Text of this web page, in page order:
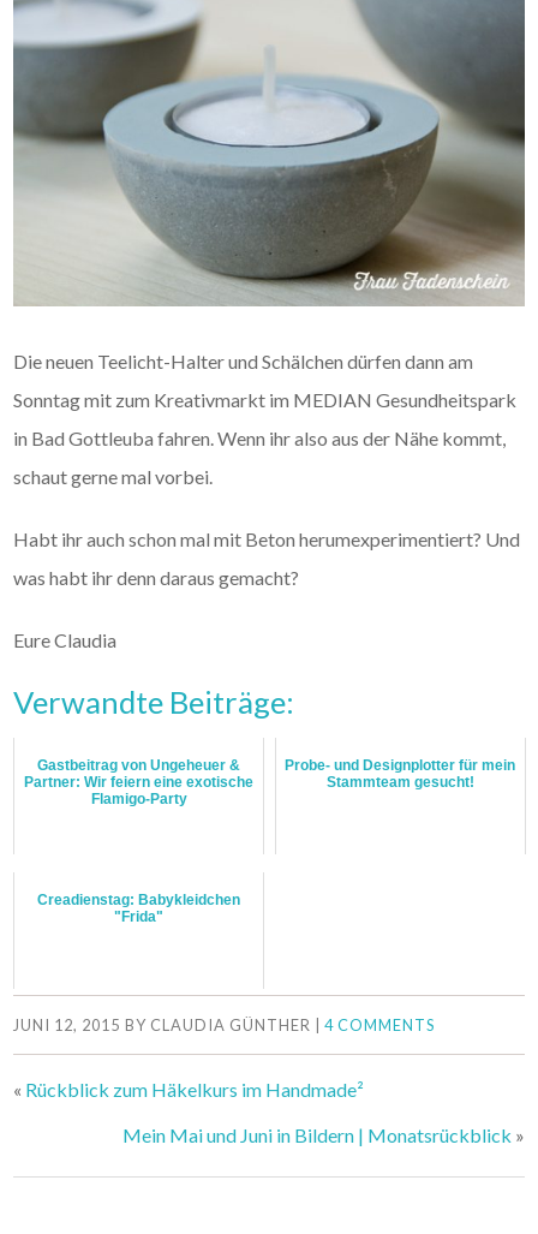
Die neuen Teelicht-Halter und Schälchen dürfen dann am
Sonntag mit zum Kreativmarkt im MEDIAN Gesundheitspark
in Bad Gottleuba fahren. Wenn ihr also aus der Nähe kommt,
schaut gerne mal vorbei.
Habt ihr auch schon mal mit Beton herumexperimentiert? Und
was habt ihr denn daraus gemacht?
Eure Claudia
Verwandte Beiträge:
Gastbeitrag von Ungeheuer &
Partner: Wir feiern eine exotische
Flamigo-Party
Probe- und Designplotter für mein
Stammteam gesucht!
Creadienstag: Babykleidchen
"Frida"
JUNI 12, 2015 BY CLAUDIA GÜNTHER |4 COMMENTS
« Rückblick zum Häkelkurs im Handmade²
Mein Mai und Juni in Bildern | Monatsrückblick »